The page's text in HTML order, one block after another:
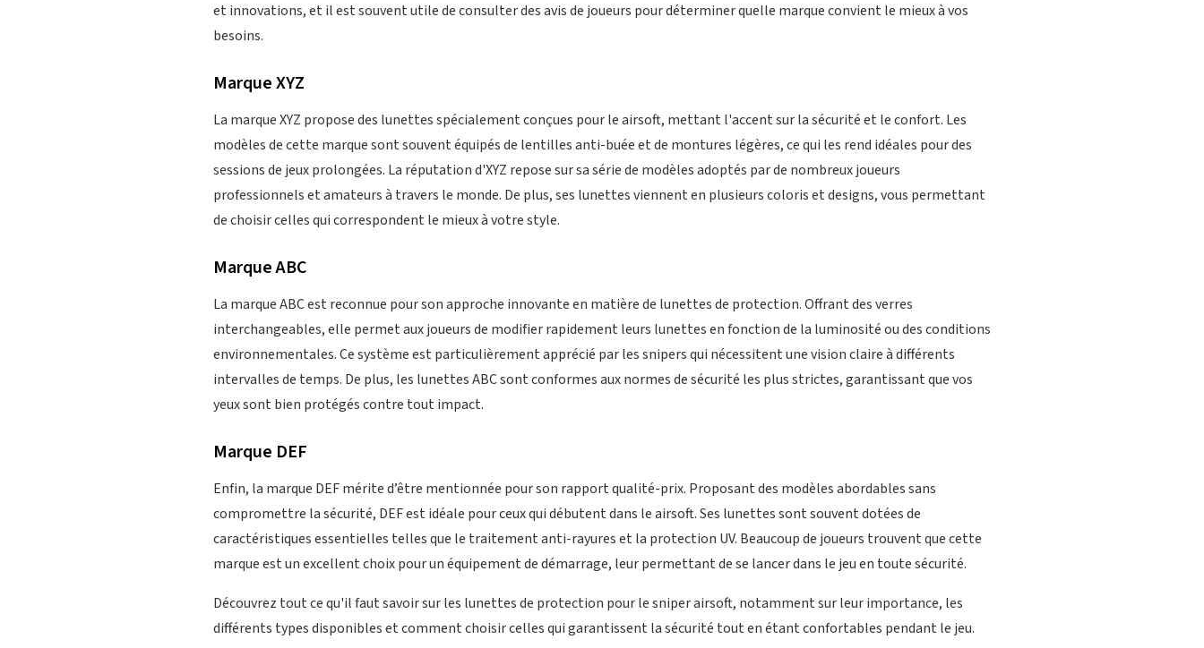
et innovations, et il est souvent utile de consulter des avis de joueurs pour déterminer quelle marque convient le mieux à vos
besoins.
Marque XYZ
La marque XYZ propose des lunettes spécialement conçues pour le airsoft, mettant l'accent sur la sécurité et le confort. Les
modèles de cette marque sont souvent équipés de lentilles anti-buée et de montures légères, ce qui les rend idéales pour des
sessions de jeux prolongées. La réputation d'XYZ repose sur sa série de modèles adoptés par de nombreux joueurs
professionnels et amateurs à travers le monde. De plus, ses lunettes viennent en plusieurs coloris et designs, vous permettant
de choisir celles qui correspondent le mieux à votre style.
Marque ABC
La marque ABC est reconnue pour son approche innovante en matière de lunettes de protection. Offrant des verres
interchangeables, elle permet aux joueurs de modifier rapidement leurs lunettes en fonction de la luminosité ou des conditions
environnementales. Ce système est particulièrement apprécié par les snipers qui nécessitent une vision claire à différents
intervalles de temps. De plus, les lunettes ABC sont conformes aux normes de sécurité les plus strictes, garantissant que vos
yeux sont bien protégés contre tout impact.
Marque DEF
Enfin, la marque DEF mérite d’être mentionnée pour son rapport qualité-prix. Proposant des modèles abordables sans
compromettre la sécurité, DEF est idéale pour ceux qui débutent dans le airsoft. Ses lunettes sont souvent dotées de
caractéristiques essentielles telles que le traitement anti-rayures et la protection UV. Beaucoup de joueurs trouvent que cette
marque est un excellent choix pour un équipement de démarrage, leur permettant de se lancer dans le jeu en toute sécurité.
Découvrez tout ce qu'il faut savoir sur les lunettes de protection pour le sniper airsoft, notamment sur leur importance, les
différents types disponibles et comment choisir celles qui garantissent la sécurité tout en étant confortables pendant le jeu.